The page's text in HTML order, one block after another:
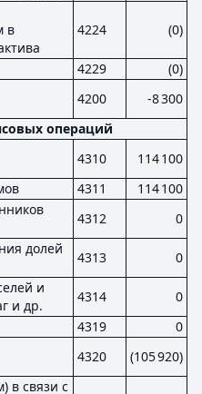
в
4224 (0)
4229
(0)
4200
-8 300
операций
4310
114 100
4311
114 100
4312
0
долей
4313
0
и
и др.
4314
0
4319
0
4320
(105 920)
в связи с